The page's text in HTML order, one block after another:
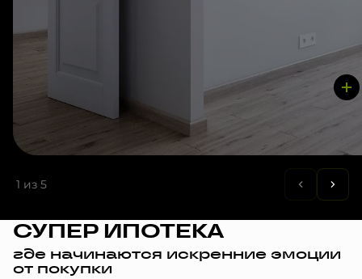
1 из 5
СУПЕР ИПОТЕКА
где начинаются искренние эмоции
от покупки